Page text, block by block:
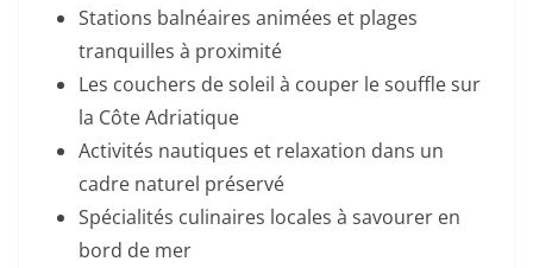
Stations balnéaires animées et plages
tranquilles à proximité
Les couchers de soleil à couper le souffle sur
la Côte Adriatique
Activités nautiques et relaxation dans un
cadre naturel préservé
Spécialités culinaires locales à savourer en
bord de mer